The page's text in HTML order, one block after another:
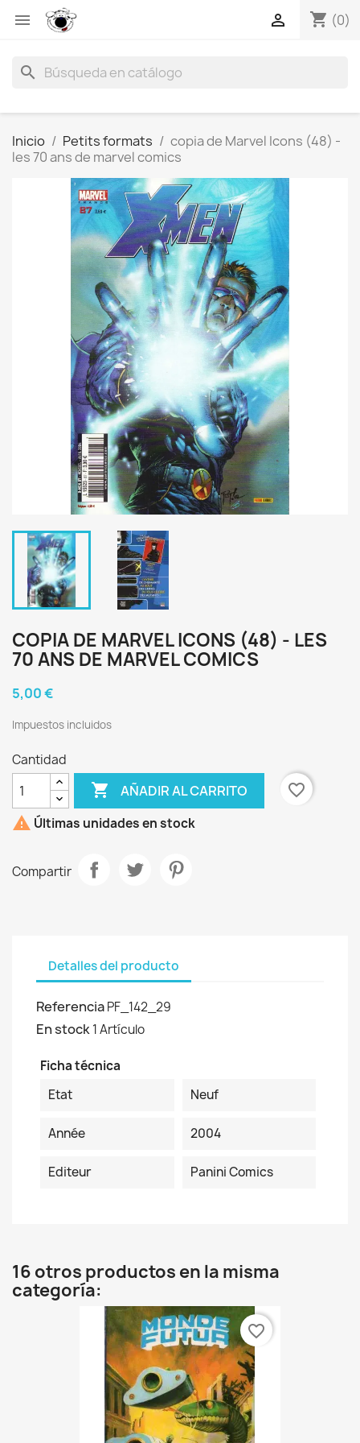
 shopping_cart (0)

search
Inicio Petits formats
copia de Marvel Icons (48) -
les 70 ans de marvel comics
COPIA DE MARVEL ICONS (48) - LES
70 ANS DE MARVEL COMICS
5,00 €
Impuestos incluidos
Cantidad
 AÑADIR AL CARRITO
favorite_border
 Últimas unidades en stock
Compartir
Detalles del producto
ReferenciaPF_142_29
En stock1 Artículo
Ficha técnica
Etat
Neuf
Année 2004
Editeur Panini Comics
16 otros productos en la misma
categoría:
favorite_border